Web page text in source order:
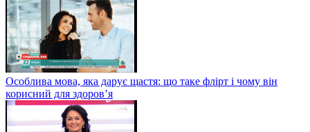
Особлива мова, яка дарує щастя: що таке флірт і чому він
корисний для здоров’я